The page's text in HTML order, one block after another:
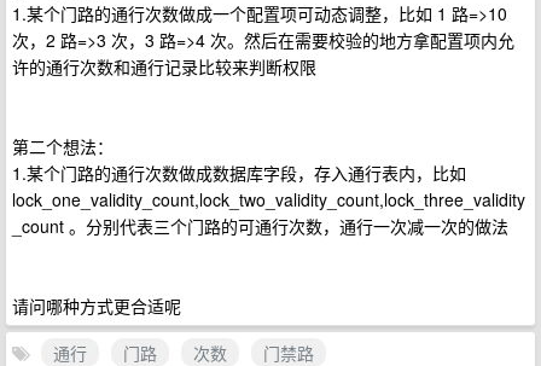
1.某个门路的通行次数做成一个配置项可动态调整，比如 1 路=>10
次，2 路=>3 次，3 路=>4 次。然后在需要校验的地方拿配置项内允
许的通行次数和通行记录比较来判断权限
第二个想法：
1.某个门路的通行次数做成数据库字段，存入通行表内，比如
lock_one_validity_count,lock_two_validity_count,lock_three_validity
_count 。分别代表三个门路的可通行次数，通行一次减一次的做法
请问哪种方式更合适呢
通行
门路 次数
门禁路